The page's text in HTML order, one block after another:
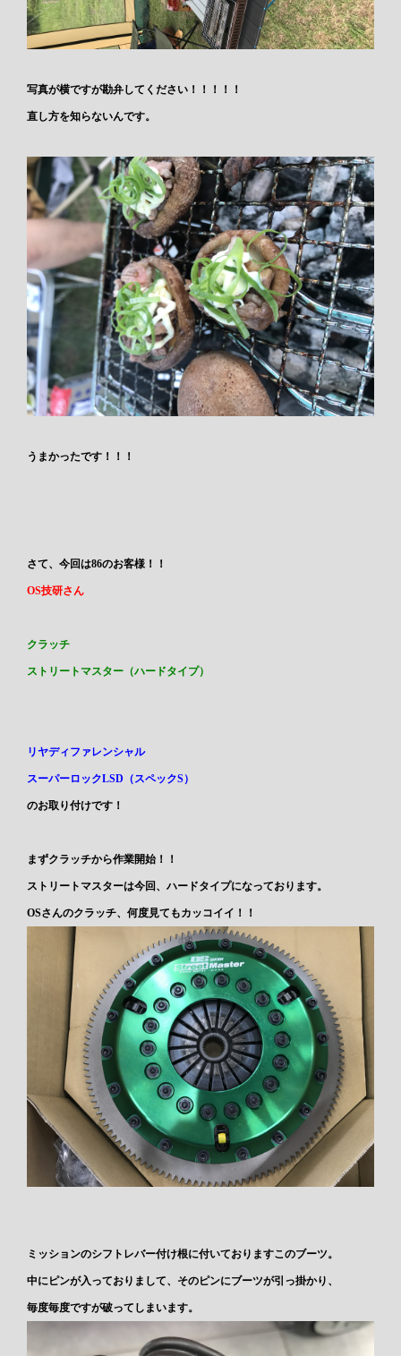
写真が横ですが勘弁してください！！！！！
直し方を知らないんです。
うまかったです！！！
さて、今回は86のお客様！！
OS技研さん
クラッチ
ストリートマスター（ハードタイプ）
リヤディファレンシャル
スーパーロックLSD（スペックS）
のお取り付けです！
まずクラッチから作業開始！！
ストリートマスターは今回、ハードタイプになっております。
OSさんのクラッチ、何度見てもカッコイイ！！
ミッションのシフトレバー付け根に付いておりますこのブーツ。
中にピンが入っておりまして、そのピンにブーツが引っ掛かり、
毎度毎度ですが破ってしまいます。